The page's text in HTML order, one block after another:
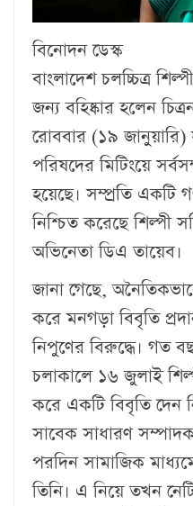
বিনোদন ডেস্ক
বাংলাদেশ চলচ্চিত্র
জন্য বহিষ্কার হলেন
রোববার (১৯ জানুয়ারি)
পরিষদের মিটিংয়ে
হয়েছে। সম্প্রতি একটি
নিশ্চিত করেছে শিল্পী
অভিনেতা ডিএ তায়েব।
জানা গেছে,
করে মনগড়া বিবৃতি
নিপুণের বিরুদ্ধে। গত
চলাকালে ১৬ জুলাই
করে একটি বিবৃতি দেন
সাবেক সাধারণ
পরদিন সামাজিক
তিনি। এ নিয়ে তখন